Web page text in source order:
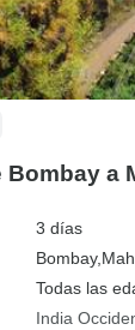
a
3 días
Bombay,
Todas las
India